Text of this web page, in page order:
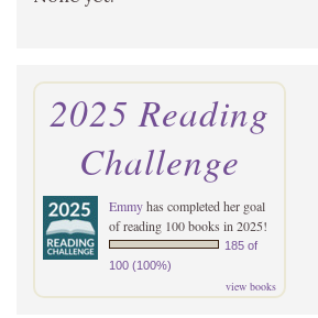
2025 Reading
Challenge
Emmyhas completed her goal
of reading 100 books in 2025!
185 of
100 (100%)
view books